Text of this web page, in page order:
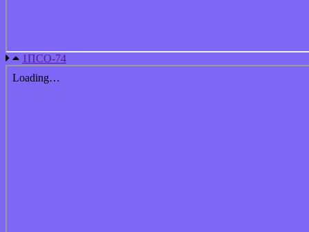
1ПСО-74